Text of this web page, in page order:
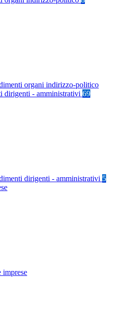
organi indirizzo-politico
dirigenti - amministrativi 69
dirigenti - amministrativi 5